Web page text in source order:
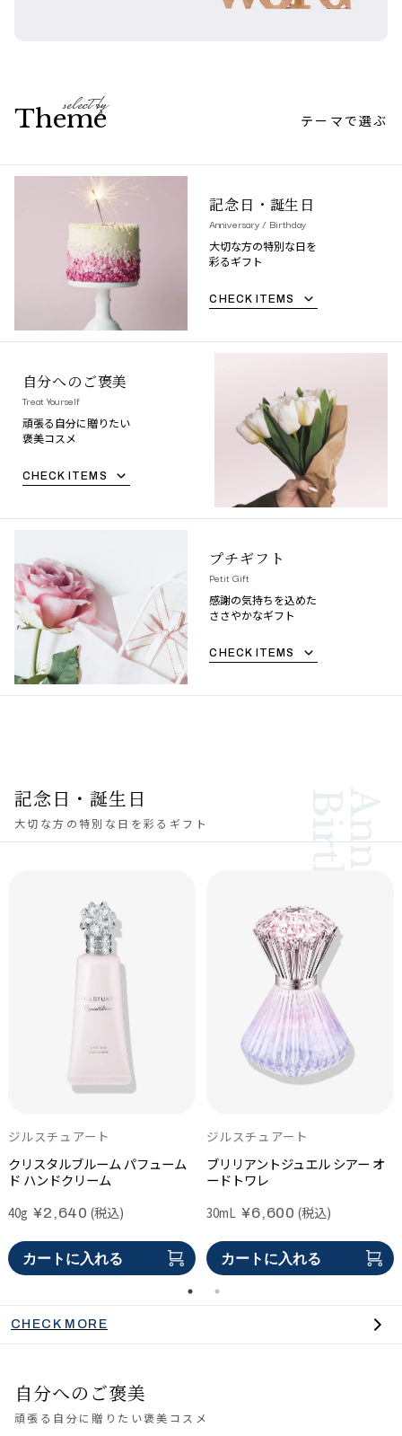
select by
Theme テーマで選ぶ
記念日・誕生日
Anniversary / Birthday
大切な方の特別な日を
彩るギフト
CHECK ITEMS
自分へのご褒美
Treat Yourself
頑張る自分に贈りたい
褒美コスメ
CHECK ITEMS
プチギフト
Petit Gift
感謝の気持ちを込めた
ささやかなギフト
CHECK ITEMS
記念日・誕生日
大切な方の特別な日を彩るギフト Anniversary
Birthday
ジルスチュアート
クリスタルブルーム パフューム
ド ハンドクリーム
40g ¥2,640 (税込)
カートに入れる
ジルスチュアート
ブリリアントジュエル シアー オ
ードトワレ
30mL ¥6,600 (税込)
カートに入れる
CHECK MORE
自分へのご褒美
頑張る自分に贈りたい褒美コスメ